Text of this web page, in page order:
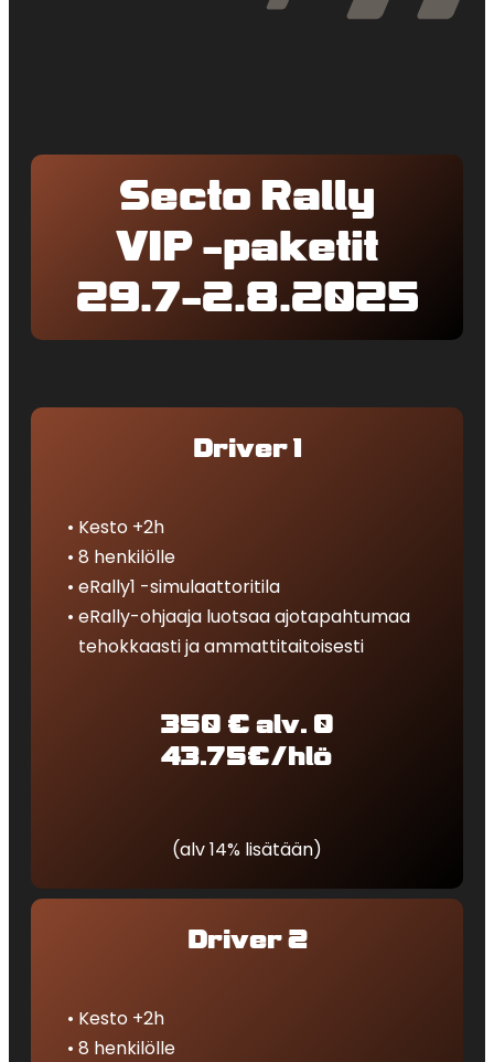
Secto Rally
VIP -paketit
29.7-2.8.2025
Driver 1
Kesto +2h
8 henkilölle
eRally1 -simulaattoritila
eRally-ohjaaja luotsaa ajotapahtumaa
tehokkaasti ja ammattitaitoisesti
350 € alv. 0
43.75€/hlö
(alv 14% lisätään)
Driver 2
Kesto +2h
8 henkilölle